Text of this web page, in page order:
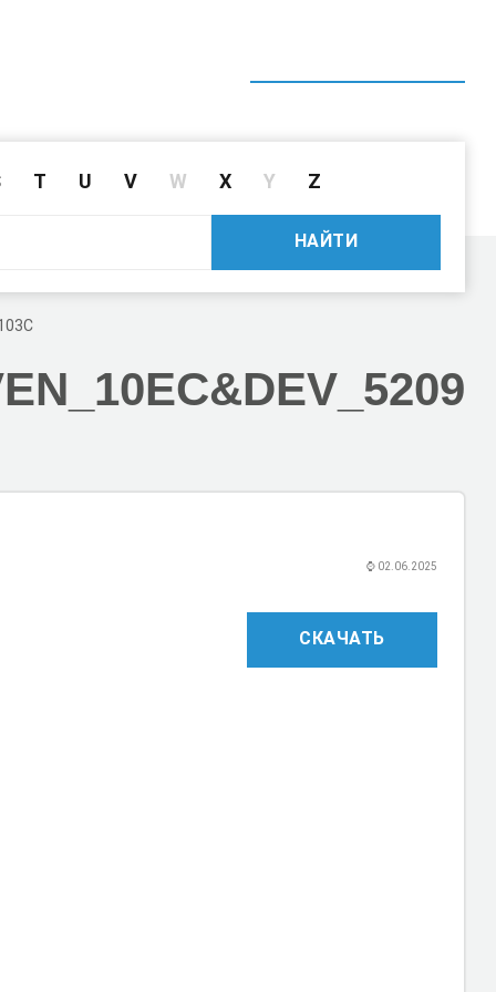
T U V W X Y Z
НАЙТИ
&DEV_5209
⌚ 02.06.2025
СКАЧАТЬ